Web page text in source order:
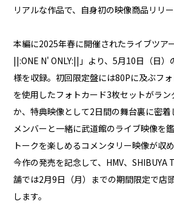
リアルな作品で、自身初の映像商品リリー
本編に2025年春に開催されたライブツア
||:ONE N' ONLY:||」より、5月10日（日
様を収録。初回限定盤には80Pに及ぶフ
を使用したフォトカード3枚セットがラ
か、特典映像として2日間の舞台裏に密着
メンバーと一緒に武道館のライブ映像を
トークを楽しめるコメンタリー映像が収
今作の発売を記念して、HMV、SHIBUYA
舗では2月9日（月）までの期間限定で店
します。